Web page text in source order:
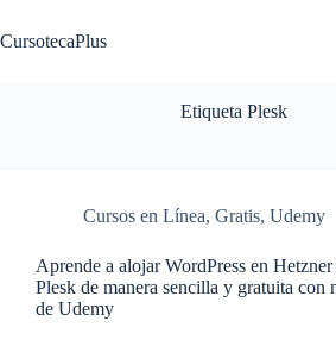
al
contenido
CursotecaPlus
Etiqueta Plesk
Cursos en Línea, Gratis, Udemy
Aprende a alojar WordPress en
Plesk de manera sencilla y gratuita con
de Udemy